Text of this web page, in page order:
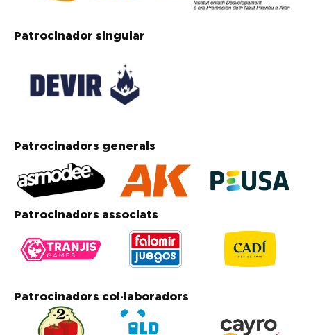
Patrocinador singular
Patrocinadors generals
Patrocinadors associats
Patrocinadors col·laboradors